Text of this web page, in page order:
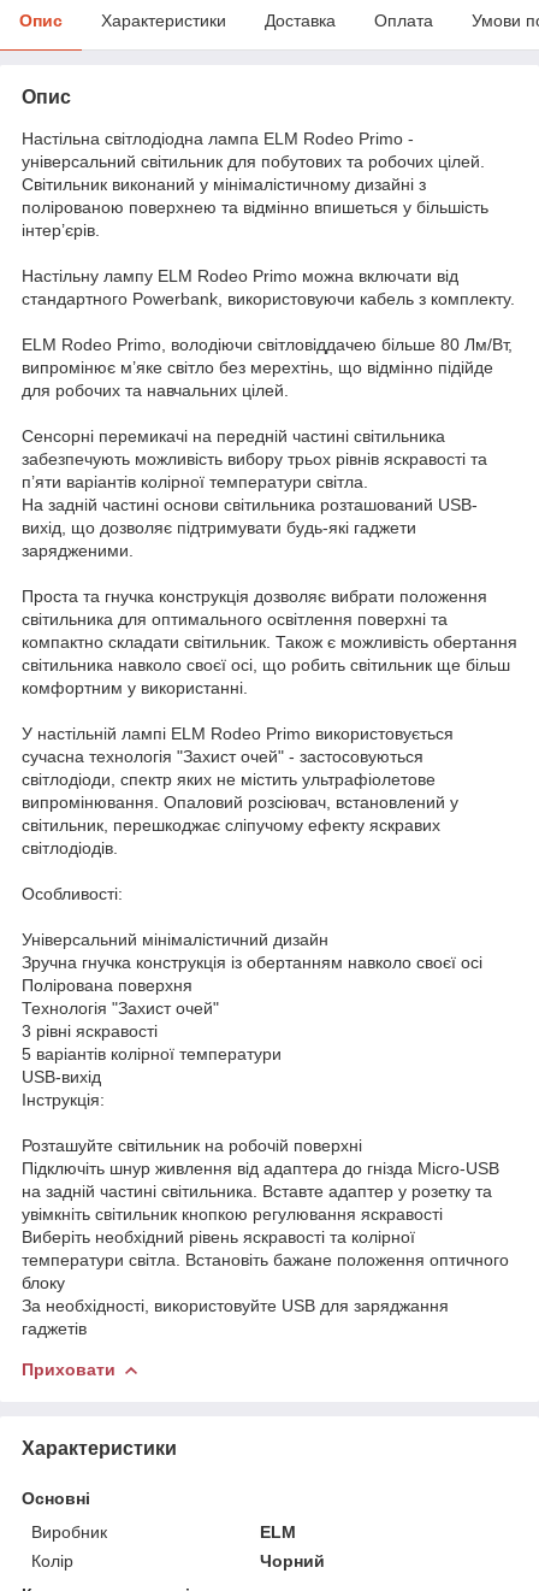
Опис Характеристики Доставка Оплата Умови
Опис
Настільна світлодіодна лампа ELM Rodeo Primo -
універсальний світильник для побутових та робочих цілей.
Світильник виконаний у мінімалістичному дизайні з
полірованою поверхнею та відмінно впишеться у більшість
інтер’єрів.
Настільну лампу ELM Rodeo Primo можна включати від
стандартного Powerbank, використовуючи кабель з комплекту.
ELM Rodeo Primo, володіючи світловіддачею більше 80 Лм/Вт,
випромінює м’яке світло без мерехтінь, що відмінно підійде
для робочих та навчальних цілей.
Сенсорні перемикачі на передній частині світильника
забезпечують можливість вибору трьох рівнів яскравості та
п’яти варіантів колірної температури світла.
На задній частині основи світильника розташований USB-
вихід, що дозволяє підтримувати будь-які гаджети
зарядженими.
Проста та гнучка конструкція дозволяє вибрати положення
світильника для оптимального освітлення поверхні та
компактно складати світильник. Також є можливість обертання
світильника навколо своєї осі, що робить світильник ще більш
комфортним у використанні.
У настільній лампі ELM Rodeo Primo використовується
сучасна технологія "Захист очей" - застосовуються
світлодіоди, спектр яких не містить ультрафіолетове
випромінювання. Опаловий розсіювач, встановлений у
світильник, перешкоджає сліпучому ефекту яскравих
світлодіодів.
Особливості:
Універсальний мінімалістичний дизайн
Зручна гнучка конструкція із обертанням навколо своєї осі
Полірована поверхня
Технологія "Захист очей"
3 рівні яскравості
5 варіантів колірної температури
USB-вихід
Інструкція:
Розташуйте світильник на робочій поверхні
Підключіть шнур живлення від адаптера до гнізда Micro-USB
на задній частині світильника. Вставте адаптер у розетку та
увімкніть світильник кнопкою регулювання яскравості
Виберіть необхідний рівень яскравості та колірної
температури світла. Встановіть бажане положення оптичного
блоку
За необхідності, використовуйте USB для заряджання
гаджетів
Приховати
Характеристики
Основні
Виробник
ELM
Колір
Чорний